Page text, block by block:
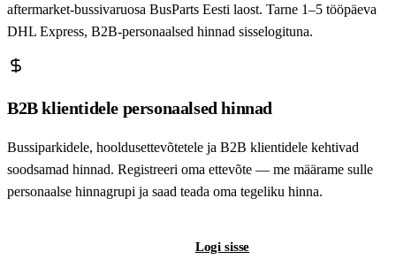
aftermarket-bussivaruosa BusParts Eesti laost. Tarne 1–5 tööpäeva
DHL Express, B2B-personaalsed hinnad sisselogituna.
B2B klientidele personaalsed hinnad
Bussiparkidele, hooldusettevõtetele ja B2B klientidele kehtivad
soodsamad hinnad. Registreeri oma ettevõte — me määrame sulle
personaalse hinnagrupi ja saad teada oma tegeliku hinna.
Logi sisse